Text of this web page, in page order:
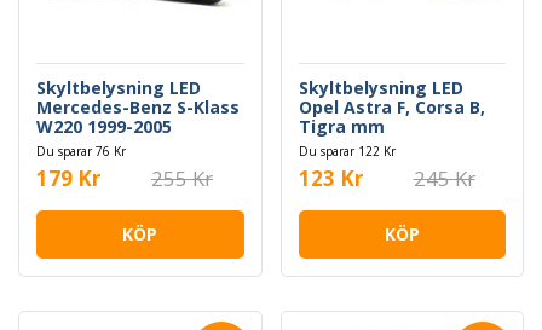
Skyltbelysning LED
Mercedes-Benz S-Klass
W220 1999-2005
Du sparar 76 Kr
179 Kr 255 Kr
KÖP
Skyltbelysning LED
Opel Astra F, Corsa B,
Tigra mm
Du sparar 122 Kr
123 Kr 245 Kr
KÖP